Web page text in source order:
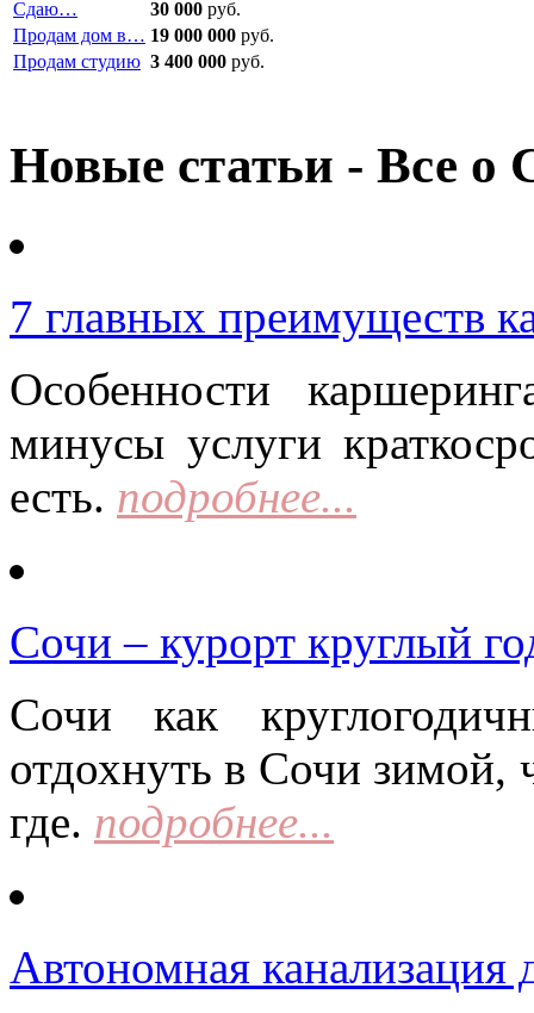
Сдаю…
30 000 руб.
Продам дом в… 19 000 000 руб.
Продам студию 3 400 000 руб.
Новые статьи - Все о
7 главных преимуществ
Особенности
минусы услуги
есть. подробнее...
Сочи – курорт круглый
Сочи как
отдохнуть в Сочи зимой,
где. подробнее...
Автономная канализация